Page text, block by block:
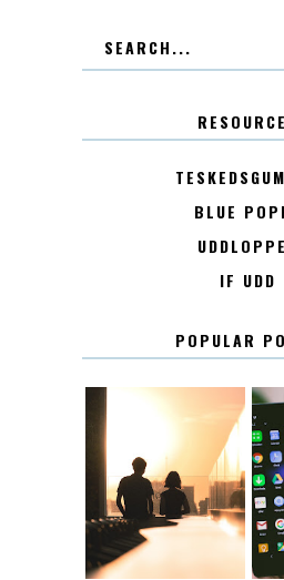
BLUE
IF UDD
POPULAR
KONTAKT